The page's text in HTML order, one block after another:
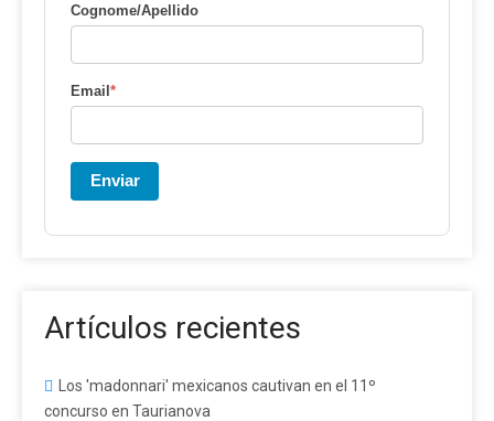
Cognome/Apellido
Email*
Enviar
Artículos recientes
Los 'madonnari' mexicanos cautivan en el 11º
concurso en Taurianova